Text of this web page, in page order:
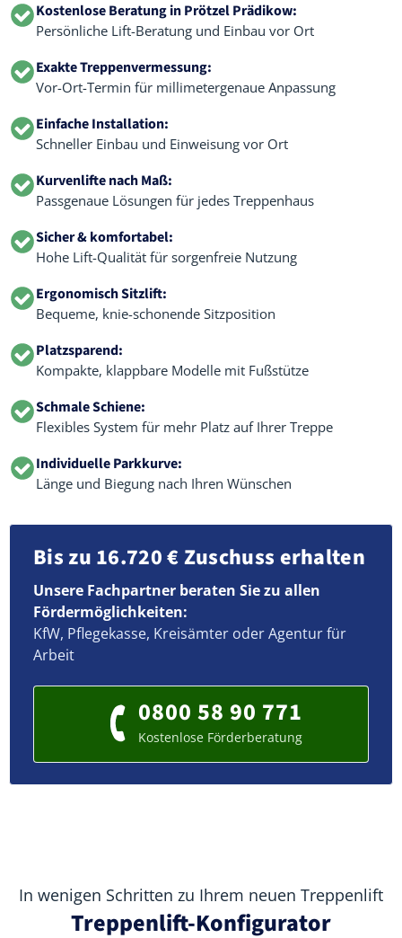
Kostenlose Beratung in Prötzel Prädikow:
Persönliche Lift-Beratung und Einbau vor Ort
Exakte Treppenvermessung:
Vor-Ort-Termin für millimetergenaue Anpassung
Einfache Installation:
Schneller Einbau und Einweisung vor Ort
Kurvenlifte nach Maß:
Passgenaue Lösungen für jedes Treppenhaus
Sicher & komfortabel:
Hohe Lift-Qualität für sorgenfreie Nutzung
Ergonomisch Sitzlift:
Bequeme, knie-schonende Sitzposition
Platzsparend:
Kompakte, klappbare Modelle mit Fußstütze
Schmale Schiene:
Flexibles System für mehr Platz auf Ihrer Treppe
Individuelle Parkkurve:
Länge und Biegung nach Ihren Wünschen
Bis zu 16.720 € Zuschuss erhalten
Unsere Fachpartner beraten Sie zu allen
Fördermöglichkeiten:
KfW, Pflegekasse, Kreisämter oder Agentur für
Arbeit
0800 58 90 771
Kostenlose Förderberatung
In wenigen Schritten zu Ihrem neuen Treppenlift
Treppenlift-Konfigurator